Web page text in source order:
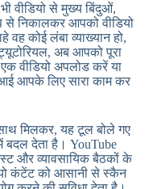
वीडियो से मुख्य बिंदुओं,
से निकालकर आपको वीडियो
कोई लंबा व्याख्यान हो,
ट्यूटोरियल, अब आपको पूरा
वीडियो अपलोड करें या
आपके लिए सारा काम कर
मिलकर, यह टूल बोले गए
देता है। YouTube
और व्यावसायिक बैठकों के
कंटेंट को आसानी से स्कैन